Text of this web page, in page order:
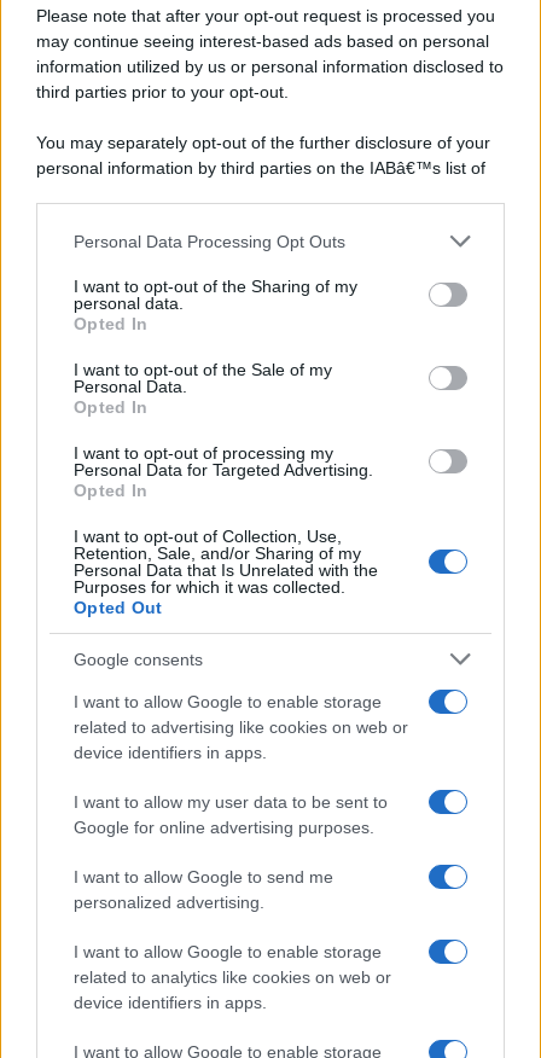
Please note that after your opt-out request is processed you
may continue seeing interest-based ads based on personal
information utilized by us or personal information disclosed to
third parties prior to your opt-out.
You may separately opt-out of the further disclosure of your
personal information by third parties on the IABâ€™s list of
This information may also be disclosed by us to third parties
further disclose it to other third parties.
Please note that this website/app uses one or more Google
services and may gather and store information including but
not limited to your visit or usage behaviour. You may click to
grant or deny consent to Google and its third-party tags to
consent section.
Personal Data Processing Opt Outs
I want to opt-out of the Sharing of my
personal data.
Opted In
I want to opt-out of the Sale of my
Personal Data.
Opted In
I want to opt-out of processing my
Personal Data for Targeted Advertising.
Opted In
I want to opt-out of Collection, Use,
Retention, Sale, and/or Sharing of my
Personal Data that Is Unrelated with the
Purposes for which it was collected.
Opted Out
Google consents
I want to allow Google to enable storage
related to advertising like cookies on web or
device identifiers in apps.
I want to allow my user data to be sent to
Google for online advertising purposes.
I want to allow Google to send me
personalized advertising.
I want to allow Google to enable storage
related to analytics like cookies on web or
device identifiers in apps.
I want to allow Google to enable storage
Pubblicità